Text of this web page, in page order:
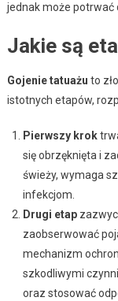
jednak może potrwać
Jakie są
Gojenie tatuażu to
istotnych etapów,
Pierwszy krok
się obrzęknięta i
świeży, wymaga
infekcjom.
Drugi etap
zaobserwować
mechanizm
szkodliwymi
oraz stosować